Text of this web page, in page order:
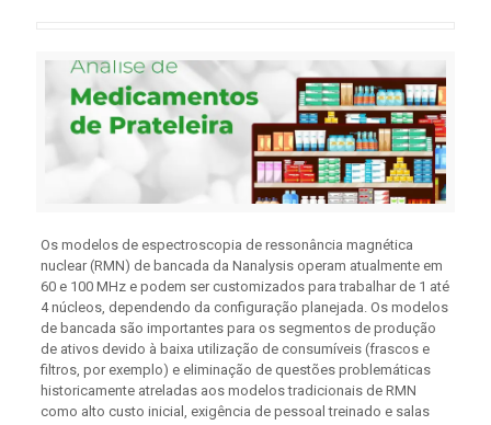
Os modelos de espectroscopia de ressonância magnética
nuclear (RMN) de bancada da Nanalysis operam atualmente em
60 e 100 MHz e podem ser customizados para trabalhar de 1 até
4 núcleos, dependendo da configuração planejada. Os modelos
de bancada são importantes para os segmentos de produção
de ativos devido à baixa utilização de consumíveis (frascos e
filtros, por exemplo) e eliminação de questões problemáticas
historicamente atreladas aos modelos tradicionais de RMN
como alto custo inicial, exigência de pessoal treinado e salas